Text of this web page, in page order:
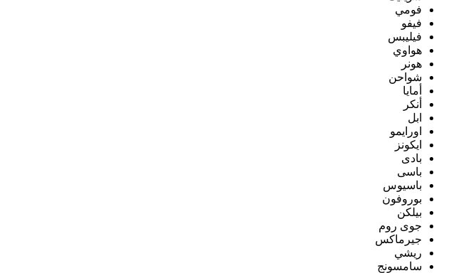
فومي
فيفو
فيليبس
هواوي
هونر
شواحن
أمايا
أنكر
ابل
اورايمو
ايكونز
بادى
باسى
باسيوس
بوروفون
بيلكن
جوى روم
جيرماكس
ريشي
سامسونج